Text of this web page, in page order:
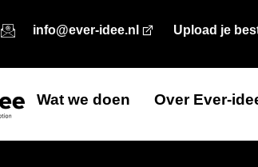
info@ever-idee.nl Upload je
Wat we doen Over Ever-